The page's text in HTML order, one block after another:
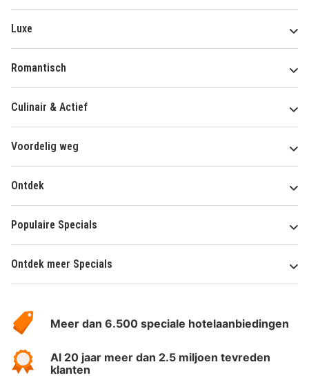
Luxe
Romantisch
Culinair & Actief
Voordelig weg
Ontdek
Populaire Specials
Ontdek meer Specials
HotelSpecials
Meer dan 6.500 speciale hotelaanbiedingen
Al 20 jaar meer dan 2.5 miljoen tevreden
klanten